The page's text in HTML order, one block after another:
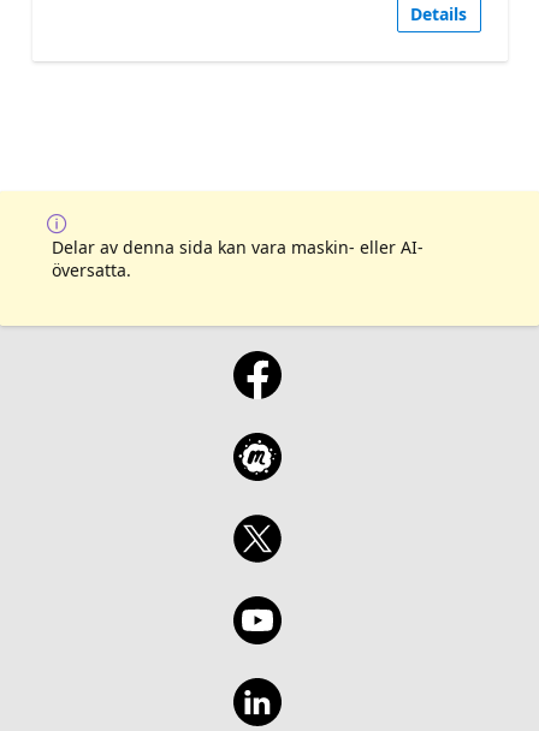
Details
Delar av denna sida kan vara maskin- eller AI-
översatta.